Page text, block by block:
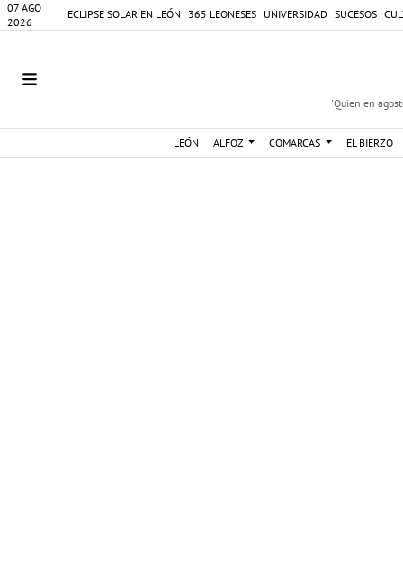
07 AGO
2026
ECLIPSE SOLAR EN LEÓN 365 LEONESES UNIVERSIDAD SUCESOS
'Quien en
LEÓN ALFOZ COMARCAS EL BIERZO